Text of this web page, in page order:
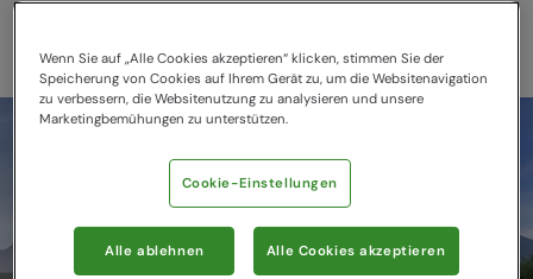
Wenn Sie auf „Alle Cookies akzeptieren“ klicken, stimmen Sie der
Speicherung von Cookies auf Ihrem Gerät zu, um die Websitenavigation
zu verbessern, die Websitenutzung zu analysieren und unsere
Marketingbemühungen zu unterstützen.
Cookie-Einstellungen
Alle ablehnen Alle Cookies akzeptieren